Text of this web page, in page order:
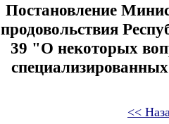
Постановление
продовольствия
39 "О некоторых
<<